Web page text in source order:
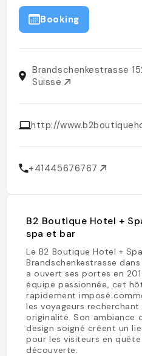
Booking
Brandschenkestrasse
Suisse
http://
+41445676767
B2 Boutique Hotel +
spa et bar
Le B2 Boutique Hotel +
Brandschenkestrasse
a ouvert ses portes en
équipe passionnée, cet
rapidement imposé
les voyageurs
originalité. Son ambiance
design soigné créent un
pour les visiteurs en
découverte.